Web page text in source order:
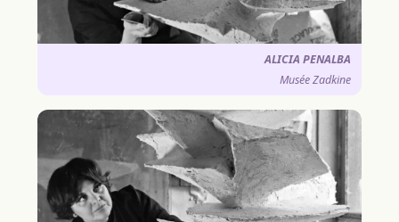
ALICIA PENALBA
Musée Zadkine